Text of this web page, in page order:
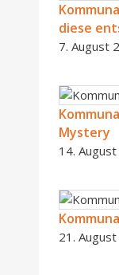
diese
7. August
Mystery
14.
21.